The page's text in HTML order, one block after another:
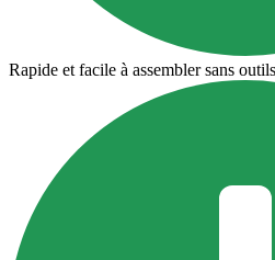
Rapide et facile à assembler sans